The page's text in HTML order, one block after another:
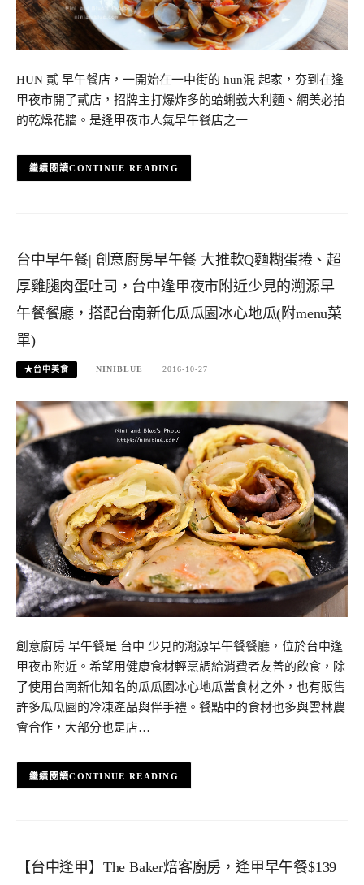
HUN 貳 早午餐店，一開始在一中街的 hun混 起家，夯到在逢
甲夜市開了貳店，招牌主打爆炸多的蛤蜊義大利麵、網美必拍
的乾燥花牆。是逢甲夜市人氣早午餐店之一
CONTINUE READING
台中早午餐| 創意廚房早午餐 大推軟Q麵糊蛋捲、超
厚雞腿肉蛋吐司，台中逢甲夜市附近少見的溯源早
午餐餐廳，搭配台南新化瓜瓜園冰心地瓜(附menu菜
單)
★台中美食 NINIBLUE 2016-10-27
創意廚房 早午餐是 台中 少見的溯源早午餐餐廳，位於台中逢
甲夜市附近。希望用健康食材輕烹調給消費者友善的飲食，除
了使用台南新化知名的瓜瓜園冰心地瓜當食材之外，也有販售
許多瓜瓜園的冷凍產品與伴手禮。餐點中的食材也多與雲林農
會合作，大部分也是店…
CONTINUE READING
【台中逢甲】The Baker焙客廚房，逢甲早午餐$139